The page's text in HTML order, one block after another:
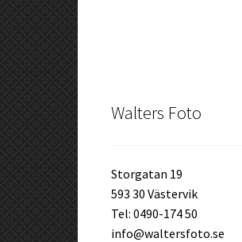
Walters Foto
Storgatan 19
593 30 Västervik
Tel: 0490-174 50
info@waltersfoto.se